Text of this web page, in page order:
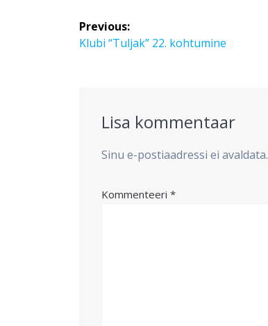
Navigeerimine
Previous:
Previous
Klubi “Tuljak” 22. kohtumine
Lisa kommentaar
Sinu e-postiaadressi ei avaldata.
Kommenteeri*